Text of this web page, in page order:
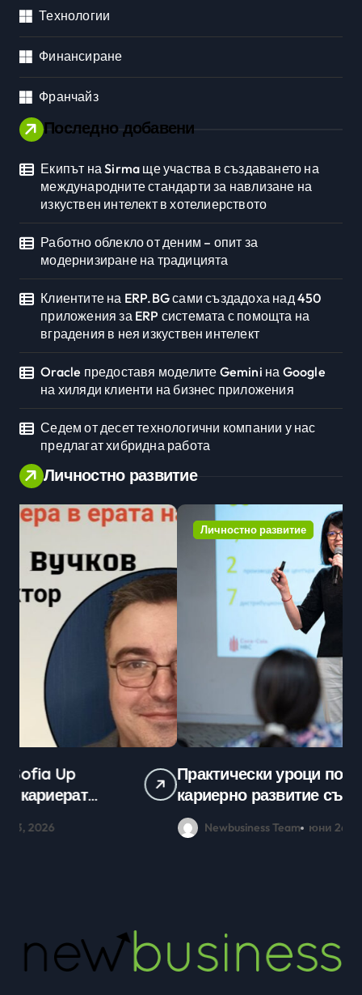
Технологии
Финансиране
Франчайз
Последно добавени
Екипът на Sirma ще участва в създаването на
международните стандарти за навлизане на
изкуствен интелект в хотелиерството
Работно облекло от деним – опит за
модернизиране на традицията
Клиентите на ERP.BG сами създадоха над 450
приложения за ERP системата с помощта на
вградения в нея изкуствен интелект
Oracle предоставя моделите Gemini на Google
на хиляди клиенти на бизнес приложения
Седем от десет технологични компании у нас
предлагат хибридна работа
Личностно развитие
Личностно развитие
Практически уроци по бизнес и
кариерно развитие събраха
млади хора на SOFIA UP
Newbusiness Team юни 26, 2026